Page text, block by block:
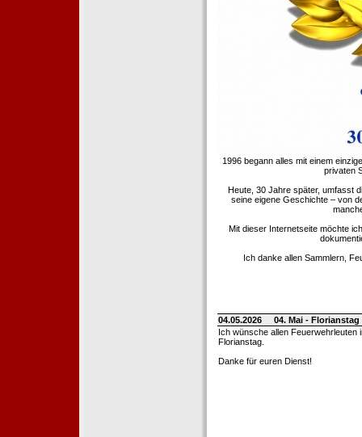
1996 begann alles mit einem
privaten
Heute, 30 Jahre später, umfasst
seine eigene Geschichte – von
Mit dieser Internetseite möchte
Ich danke allen Sammlern,
04.05.2026
04. Mai -
Ich wünsche allen Feuerwehrleuten
Florianstag.
Danke für euren Dienst!